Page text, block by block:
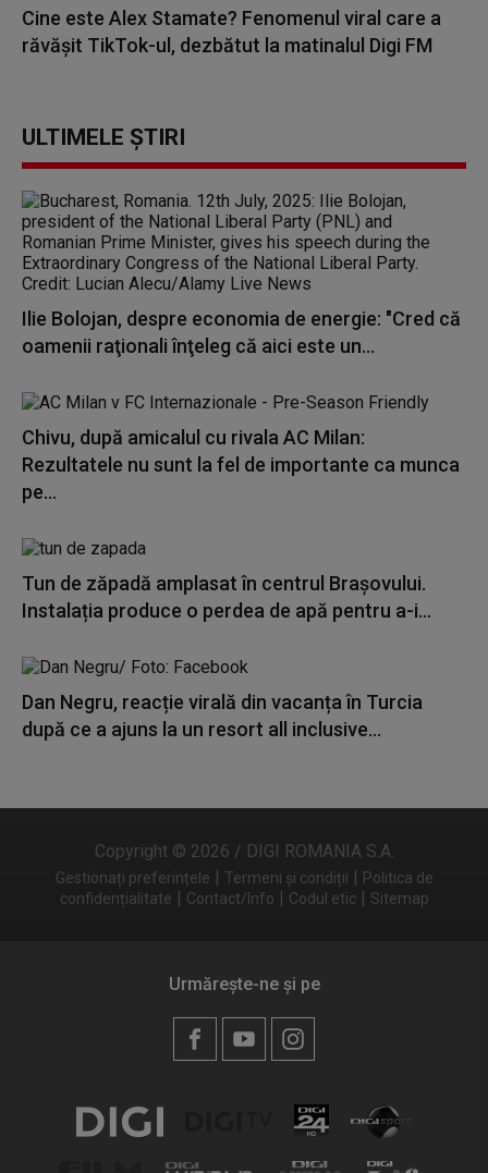
Cine este Alex Stamate? Fenomenul viral care a
răvășit TikTok-ul, dezbătut la matinalul Digi FM
ULTIMELE ȘTIRI
Ilie Bolojan, despre economia de energie: "Cred că
oamenii raţionali înţeleg că aici este un...
Chivu, după amicalul cu rivala AC Milan:
Rezultatele nu sunt la fel de importante ca munca
pe...
Tun de zăpadă amplasat în centrul Brașovului.
Instalația produce o perdea de apă pentru a-i...
Dan Negru, reacție virală din vacanța în Turcia
după ce a ajuns la un resort all inclusive...
Copyright © 2026 / DIGI ROMANIA S.A.
Gestionați preferințele | Termeni și condiții | Politica de
confidențialitate | Contact/Info | Codul etic | Sitemap
Urmărește-ne și pe